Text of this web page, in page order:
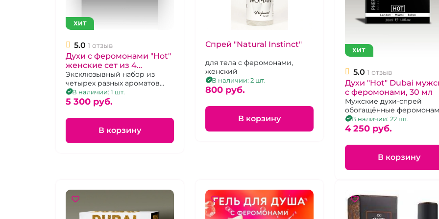
ХИТ
5.0 1 отзыв
Духи с феромонами "Hot"
женские сет из 4
ароматов, 4х5 мл
Эксклюзывный набор из
четырех разных ароматов
небольшого размера.
Объем-5мл.
В наличии: 1 шт.
5 300 pуб.
В корзину
Спрей "Natural Instinct"
для тела с феромонами,
женский
В наличии: 2 шт.
800 pуб.
В корзину
ХИТ
5.0 1 отзыв
Духи "Hot" Dubai
с феромонами, 30 мл
Мужские духи-спрей
обогащённые
для соблазнения
мл
В наличии: 22 шт.
4 250 pуб.
В корзину